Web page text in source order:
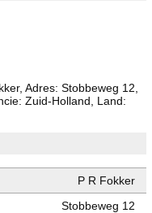
Adres: Stobbeweg 12,
Zuid-Holland, Land:
P R Fokker
Stobbeweg 12